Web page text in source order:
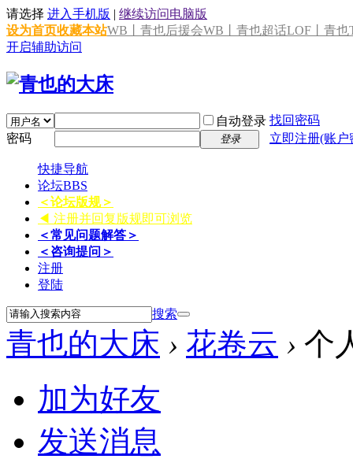
请选择 进入手机版 | 继续访问电脑版
设为首页收藏本站WB丨青也后援会WB丨青也超话LOF丨青也
开启辅助访问
自动登录 找回密码
密码
登录 立即注册(账
快捷导航
论坛BBS
＜论坛版规＞
◀ 注册并回复版规即可浏览
＜常见问题解答＞
＜咨询提问＞
注册
登陆
搜索
青也的大床 › 花卷云 › 个
加为好友
发送消息